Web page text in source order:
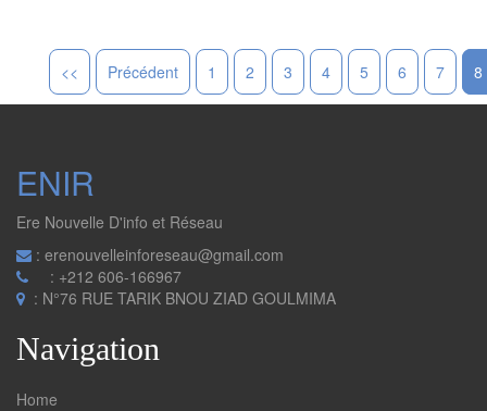
<< Précédent 1 2 3 4 5 6 7 8
ENIR
Ere Nouvelle D'info et Réseau
: erenouvelleinforeseau@gmail.com
: +212 606-166967
: N°76 RUE TARIK BNOU ZIAD GOULMIMA
Navigation
Home